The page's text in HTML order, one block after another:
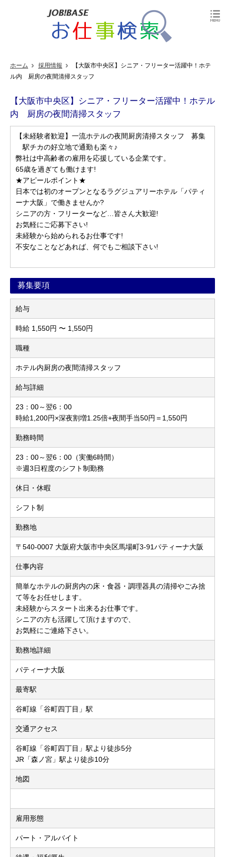
ホーム 採用情報
【大阪市中央区】シニア・フリーター活躍中！ホテ
ル内 厨房の夜間清掃スタッフ
【大阪市中央区】シニア・フリーター活躍中！ホテル
内 厨房の夜間清掃スタッフ
【未経験者歓迎】一流ホテルの夜間厨房清掃スタッフ 募集
駅チカの好立地で通勤も楽々♪
弊社は中高齢者の雇用を応援している企業です。
65歳を過ぎても働けます!
★アピールポイント★
日本では初のオープンとなるラグジュアリーホテル「パティ
ーナ大阪」で働きませんか?
シニアの方・フリーターなど…皆さん大歓迎!
お気軽にご応募下さい!
未経験から始められるお仕事です!
不安なことなどあれば、何でもご相談下さい!
募集要項
給与
時給 1,550円 〜 1,550円
職種
ホテル内厨房の夜間清掃スタッフ
給与詳細
23：00～翌6：00
時給1,200円×深夜割増1.25倍+夜間手当50円＝1,550円
勤務時間
23：00～翌6：00（実働6時間）
※週3日程度のシフト制勤務
休日・休暇
シフト制
勤務地
〒540-0007 大阪府大阪市中央区馬場町3-91パティーナ大阪
仕事内容
簡単なホテルの厨房内の床・食器・調理器具の清掃やごみ捨
て等をお任せします。
未経験からスタート出来るお仕事です。
シニアの方も活躍して頂けますので、
お気軽にご連絡下さい。
勤務地詳細
パティーナ大阪
最寄駅
谷町線「谷町四丁目」駅
交通アクセス
谷町線「谷町四丁目」駅より徒歩5分
JR「森ノ宮」駅より徒歩10分
地図
雇用形態
パート・アルバイト